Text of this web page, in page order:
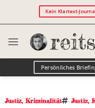
Kein Klartext-
Persönliches
Justiz, Kriminalität Justiz,